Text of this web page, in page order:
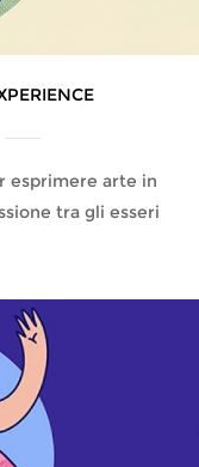
esprimere arte in
tra gli esseri